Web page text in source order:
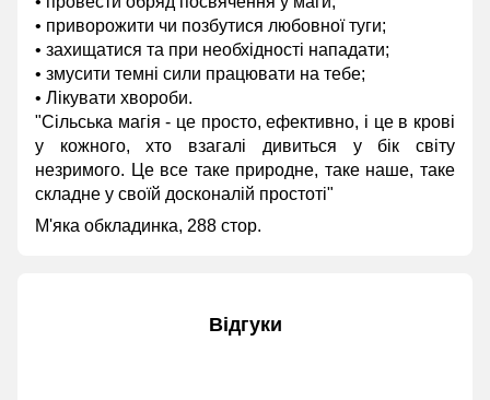
• приворожити чи позбутися любовної туги;
• захищатися та при необхідності нападати;
• змусити темні сили працювати на тебе;
• Лікувати хвороби.
"Сільська магія - це просто, ефективно, і це в крові
у кожного, хто взагалі дивиться у бік світу
незримого. Це все таке природне, таке наше, таке
складне у своїй досконалій простоті"
М'яка обкладинка, 288 стор.
Відгуки